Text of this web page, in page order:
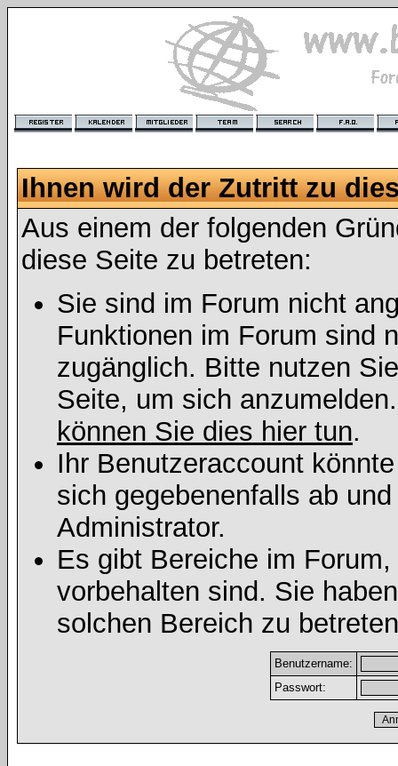
Ihnen wird der Zutritt zu
Aus einem der folgenden
diese Seite zu betreten:
Sie sind im Forum nicht
Funktionen im Forum sind
zugänglich. Bitte nutzen
Seite, um sich
können Sie dies hier tun.
Ihr Benutzeraccount
sich gegebenenfalls ab
Administrator.
Es gibt Bereiche im
vorbehalten sind. Sie
solchen Bereich zu
Benutzername:
Passwort: